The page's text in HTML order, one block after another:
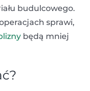
budulcowego.
sprawi,
będą mniej